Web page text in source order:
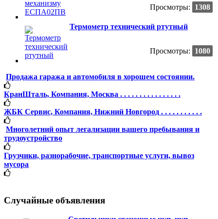
Просмотры: 1308
Термометр технический ртутный
Просмотры: 1080
Продажа гаража и автомобиля в хорошем состоянии.
КранШталь, Компания, Москва . . . . . . . . . . . . . . . .
ЖБК Сервис, Компания, Нижний Новгород . . . . . . . . . . .
Многолетний опыт легализации вашего пребывания и
трудоустройство
Грузчики, разнорабочие, транспортные услуги, вывоз
мусора
Случайные объявления